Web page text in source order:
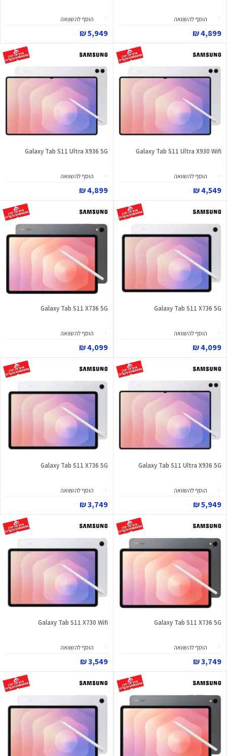
הוסף להשוואה
4,899 ₪
הוסף להשוואה
5,949 ₪
Galaxy Tab S11 Ultra X930 Wifi
הוסף להשוואה
4,549 ₪
Galaxy Tab S11 Ultra X936 5G
הוסף להשוואה
4,899 ₪
Galaxy Tab S11 X736 5G
הוסף להשוואה
4,099 ₪
Galaxy Tab S11 X736 5G
הוסף להשוואה
4,099 ₪
Galaxy Tab S11 Ultra X936 5G
הוסף להשוואה
5,949 ₪
Galaxy Tab S11 X736 5G
הוסף להשוואה
3,749 ₪
Galaxy Tab S11 X736 5G
הוסף להשוואה
3,749 ₪
Galaxy Tab S11 X730 Wifi
הוסף להשוואה
3,549 ₪